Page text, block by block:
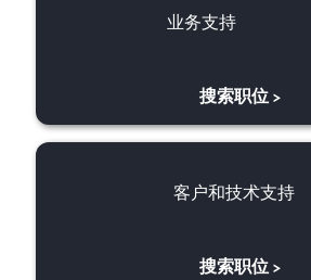
业务支持
搜索职位>
​​客户和技术支持
搜索职位>